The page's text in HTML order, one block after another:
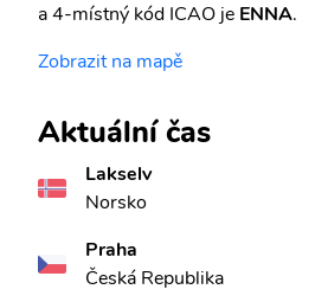
a 4-místný kód ICAO je ENNA.
Zobrazit na mapě
Aktuální čas
Lakselv
Norsko
Praha
Česká Republika